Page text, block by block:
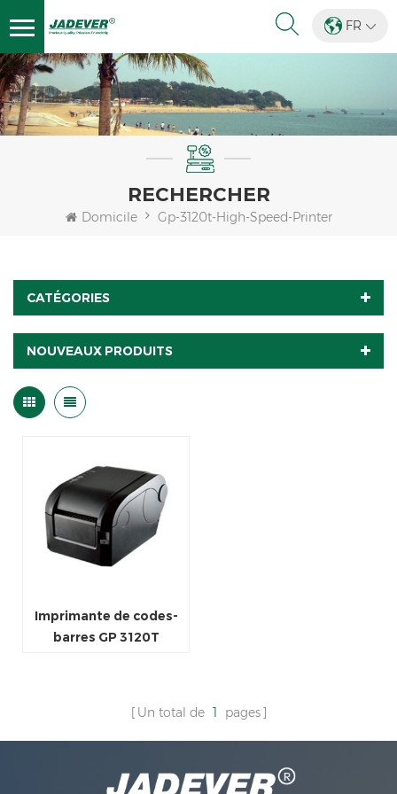
FR
RECHERCHER
Domicile Gp-3120t-High-Speed-Printer
CATÉGORIES
NOUVEAUX PRODUITS
Imprimante de codes-
barres GP 3120T
Un total de 1 pages